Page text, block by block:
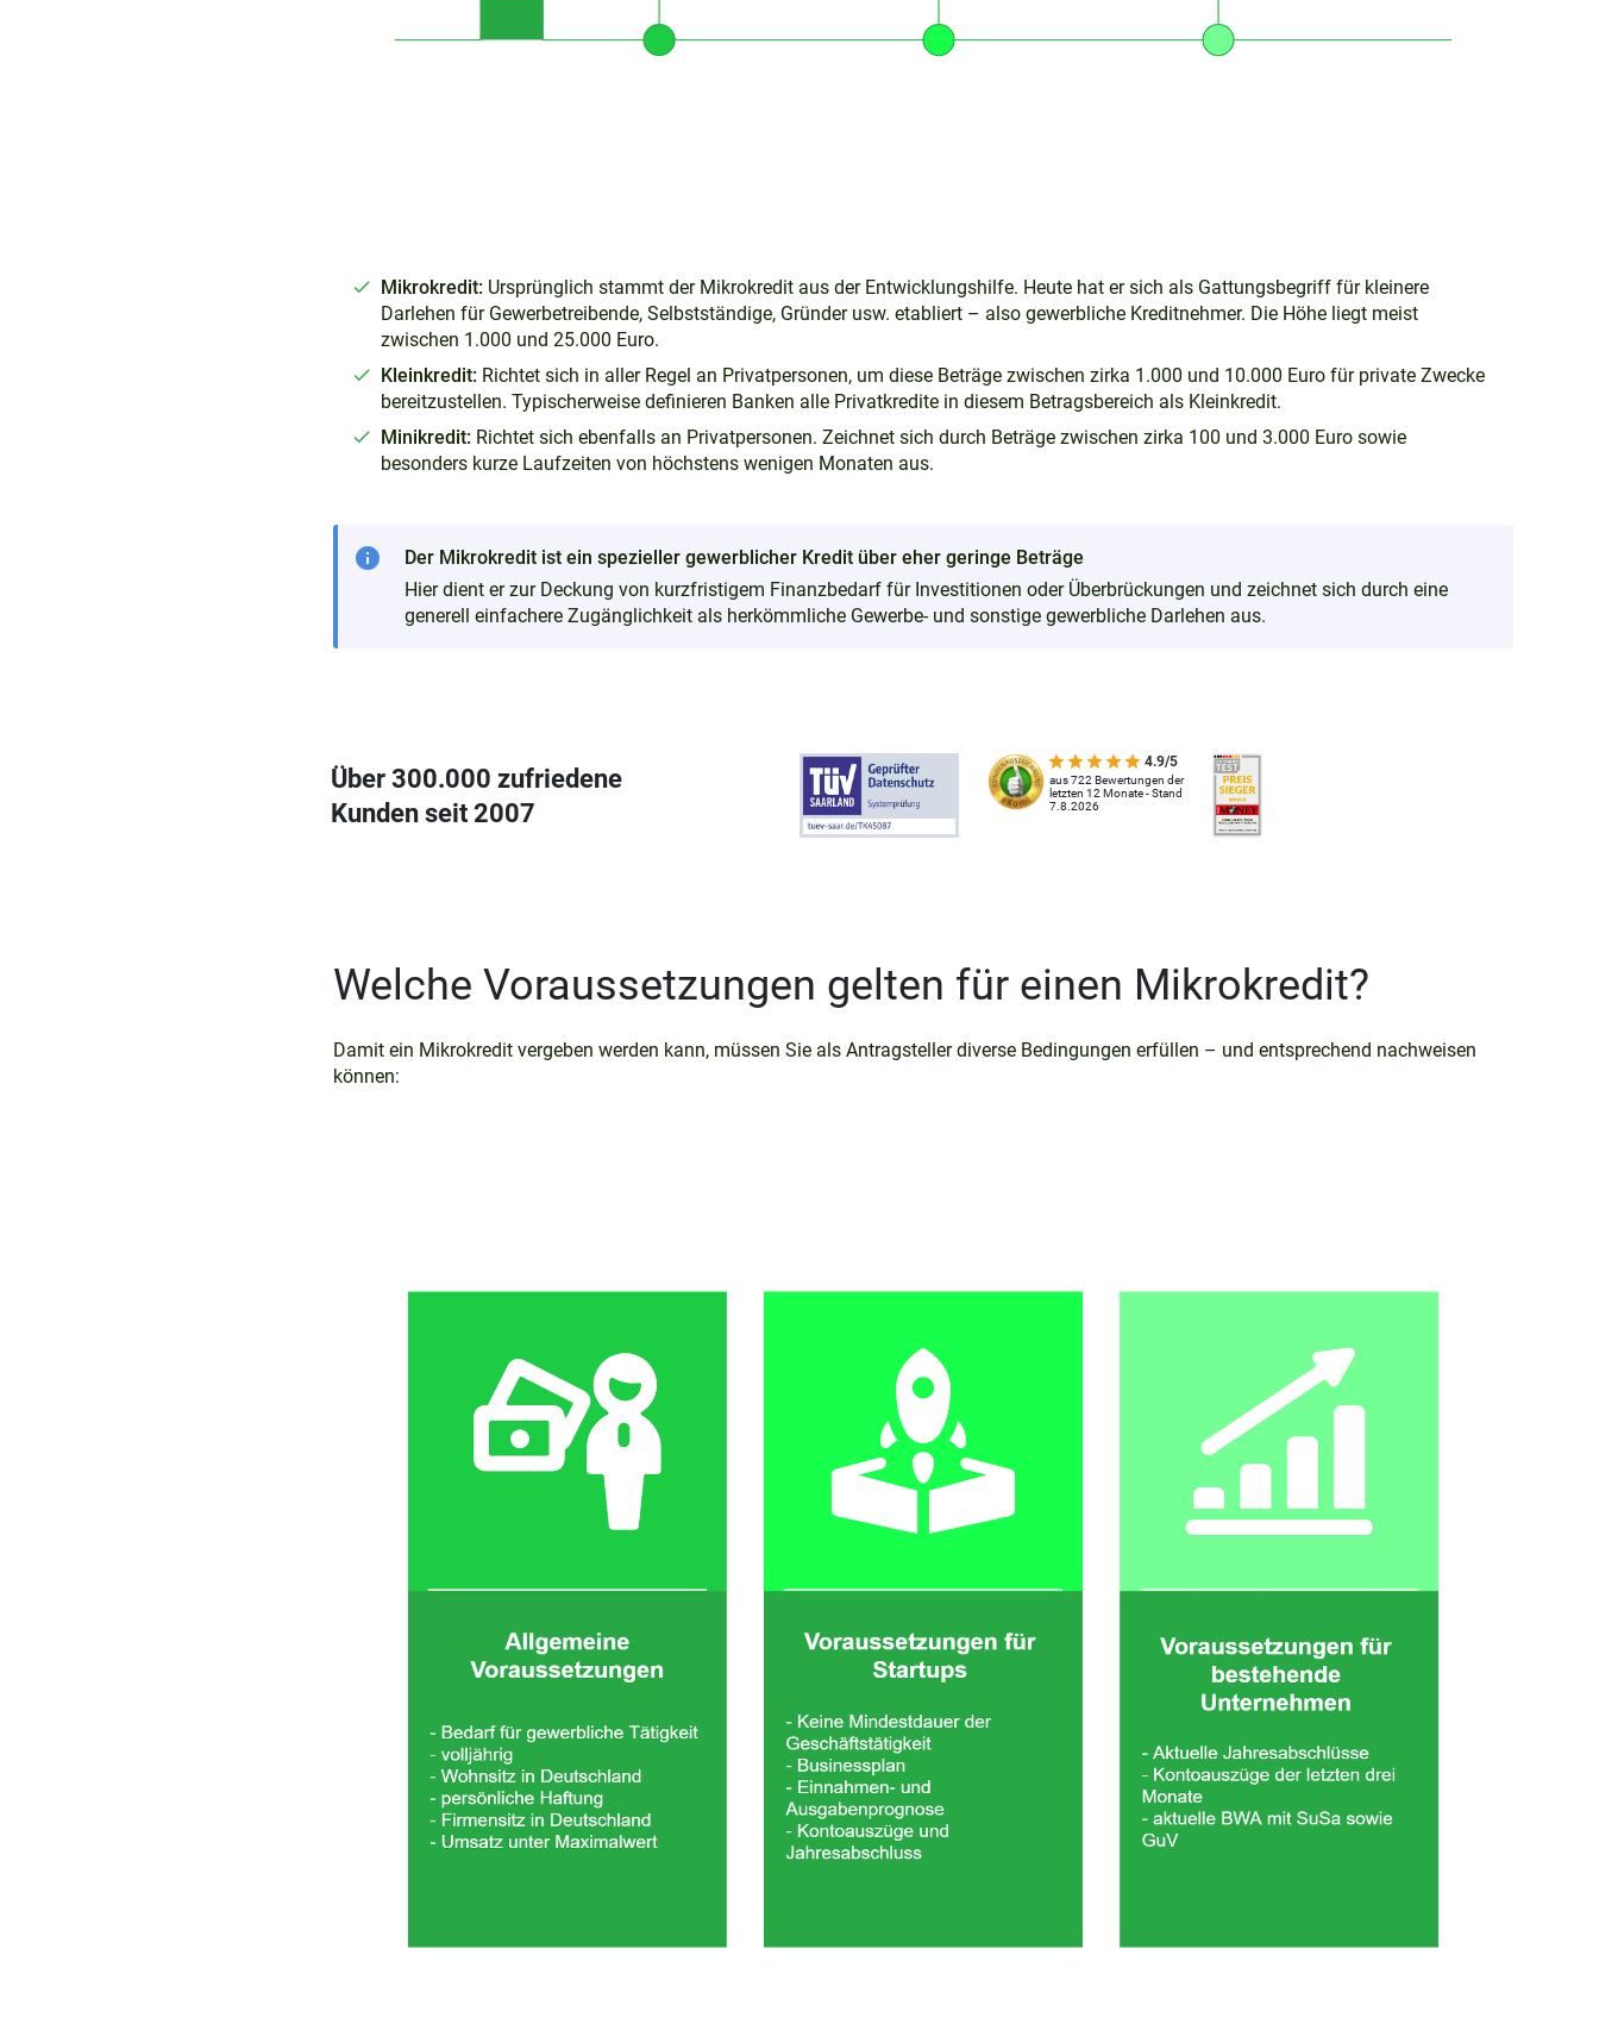
Mikrokredit: Ursprünglich stammt der Mikrokredit aus der Entwicklungshilfe. Heute hat er sich als Gattungsbegriff für kleinere
Darlehen für Gewerbetreibende, Selbstständige, Gründer usw. etabliert – also gewerbliche Kreditnehmer. Die Höhe liegt meist
zwischen 1.000 und 25.000 Euro.
Kleinkredit: Richtet sich in aller Regel an Privatpersonen, um diese Beträge zwischen zirka 1.000 und 10.000 Euro für private Zwecke
bereitzustellen. Typischerweise definieren Banken alle Privatkredite in diesem Betragsbereich als Kleinkredit.
Minikredit: Richtet sich ebenfalls an Privatpersonen. Zeichnet sich durch Beträge zwischen zirka 100 und 3.000 Euro sowie
besonders kurze Laufzeiten von höchstens wenigen Monaten aus.
info
Der Mikrokredit ist ein spezieller gewerblicher Kredit über eher geringe Beträge
Hier dient er zur Deckung von kurzfristigem Finanzbedarf für Investitionen oder Überbrückungen und zeichnet sich durch eine
generell einfachere Zugänglichkeit als herkömmliche Gewerbe- und sonstige gewerbliche Darlehen aus.
Über 300.000 zufriedene
Kunden seit 2007
4.9/5
aus 722 Bewertungen der
letzten 12 Monate - Stand
7.8.2026
Welche Voraussetzungen gelten für einen Mikrokredit?
Damit ein Mikrokredit vergeben werden kann, müssen Sie als Antragsteller diverse Bedingungen erfüllen – und entsprechend nachweisen
können: